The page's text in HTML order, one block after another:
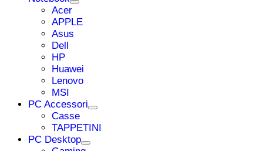
Acer
APPLE
Asus
Dell
HP
Huawei
Lenovo
MSI
PC Accessori
Casse
TAPPETINI
PC Desktop